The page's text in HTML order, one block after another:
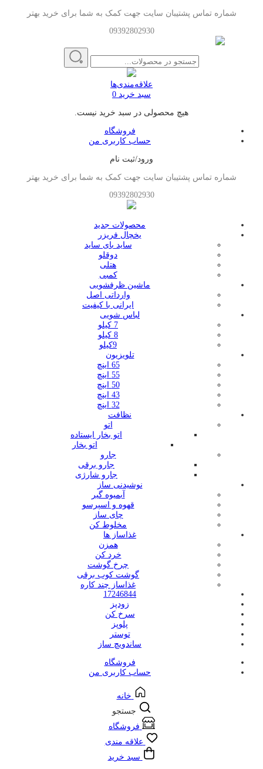
شماره تماس پشتیبان سایت جهت کمک به شما برای خرید بهتر
09392802930
علاقه‌مندی‌ها
سبد خرید 0
هیچ محصولی در سبد خرید نیست.
فروشگاه
حساب کاربری من
ورود/ثبت نام
شماره تماس پشتیبان سایت جهت کمک به شما برای خرید بهتر
09392802930
محصولات جدید
یخچال فریزر
ساید بای ساید
دوقلو
هتلی
کمبی
ماشین ظرفشویی
وارداتی اصل
ایرانی با کیفیت
لباس شویی
7 کیلو
8 کیلو
9کیلو
تلویزیون
65 اینچ
55 اینچ
50 اینچ
43 اینچ
32 اینچ
نظافت
اتو
اتو بخار ایستاده
اتو بخار
جارو
جارو برقی
جارو شارژی
نوشیدنی ساز
آبمیوه گیر
قهوه و اسپرسو
چای ساز
مخلوط کن
غذاساز ها
همزن
خرد کن
چرخ گوشت
گوشت کوب برقی
غذاساز چند کاره
17246844
زودپز
سرخ کن
پلوپز
توستر
ساندویچ ساز
فروشگاه
حساب کاربری من
خانه
جستجو
فروشگاه
علاقه مندی
سبد خرید